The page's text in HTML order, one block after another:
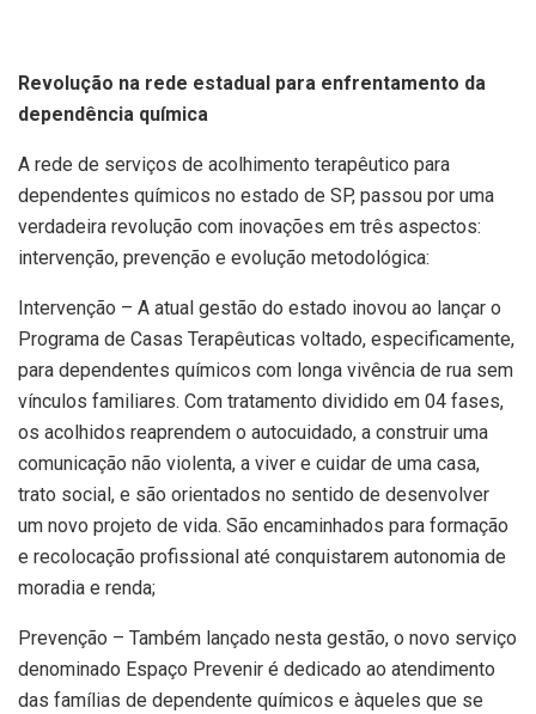
Revolução na rede estadual para enfrentamento da
dependência química
A rede de serviços de acolhimento terapêutico para
dependentes químicos no estado de SP, passou por uma
verdadeira revolução com inovações em três aspectos:
intervenção, prevenção e evolução metodológica:
Intervenção – A atual gestão do estado inovou ao lançar o
Programa de Casas Terapêuticas voltado, especificamente,
para dependentes químicos com longa vivência de rua sem
vínculos familiares. Com tratamento dividido em 04 fases,
os acolhidos reaprendem o autocuidado, a construir uma
comunicação não violenta, a viver e cuidar de uma casa,
trato social, e são orientados no sentido de desenvolver
um novo projeto de vida. São encaminhados para formação
e recolocação profissional até conquistarem autonomia de
moradia e renda;
Prevenção – Também lançado nesta gestão, o novo serviço
denominado Espaço Prevenir é dedicado ao atendimento
das famílias de dependente químicos e àqueles que se